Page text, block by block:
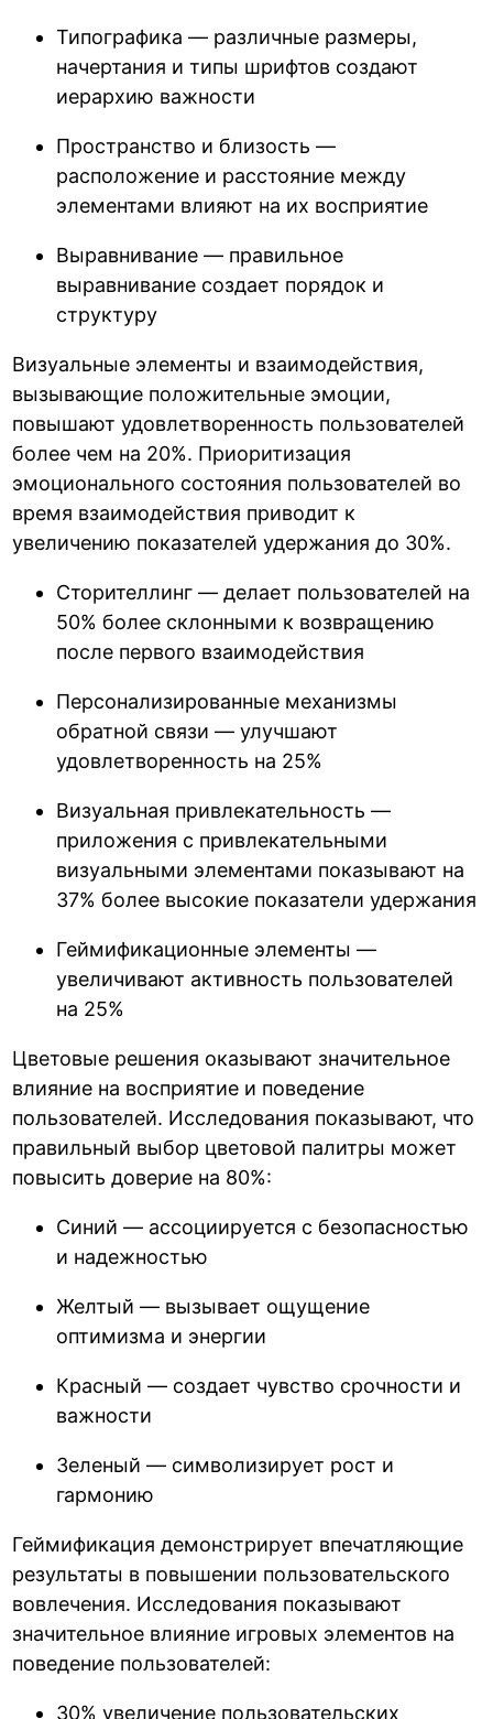
Типографика — различные размеры,
начертания и типы шрифтов создают
иерархию важности
Пространство и близость —
расположение и расстояние между
элементами влияют на их восприятие
Выравнивание — правильное
выравнивание создает порядок и
структуру
Визуальные элементы и взаимодействия,
вызывающие положительные эмоции,
повышают удовлетворенность пользователей
более чем на 20%. Приоритизация
эмоционального состояния пользователей во
время взаимодействия приводит к
увеличению показателей удержания до 30%.
Сторителлинг — делает пользователей на
50% более склонными к возвращению
после первого взаимодействия
Персонализированные механизмы
обратной связи — улучшают
удовлетворенность на 25%
Визуальная привлекательность —
приложения с привлекательными
визуальными элементами показывают на
37% более высокие показатели удержания
Геймификационные элементы —
увеличивают активность пользователей
на 25%
Цветовые решения оказывают значительное
влияние на восприятие и поведение
пользователей. Исследования показывают, что
правильный выбор цветовой палитры может
повысить доверие на 80%:
Синий — ассоциируется с безопасностью
и надежностью
Желтый — вызывает ощущение
оптимизма и энергии
Красный — создает чувство срочности и
важности
Зеленый — символизирует рост и
гармонию
Геймификация демонстрирует впечатляющие
результаты в повышении пользовательского
вовлечения. Исследования показывают
значительное влияние игровых элементов на
поведение пользователей:
30% увеличение пользовательских